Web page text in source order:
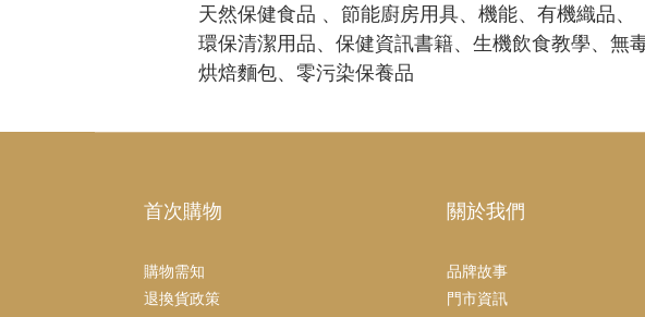
天然保健食品 、節能廚房用具、機能、有機織品、
環保清潔用品、保健資訊書籍、生機飲食教學、無
烘焙麵包、零污染保養品
首次購物
購物需知
退換貨政策
關於我們
品牌故事
門市資訊